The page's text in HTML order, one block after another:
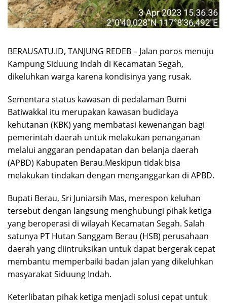
BERAUSATU.ID, TANJUNG REDEB – Jalan poros menuju
Kampung Siduung Indah di Kecamatan Segah,
dikeluhkan warga karena kondisinya yang rusak.
Sementara status kawasan di pedalaman Bumi
Batiwakkal itu merupakan kawasan budidaya
kehutanan (KBK) yang membatasi kewenangan bagi
pemerintah daerah untuk melakukan penanganan
melalui anggaran pendapatan dan belanja daerah
(APBD) Kabupaten Berau.Meskipun tidak bisa
melakukan tindakan dengan menganggarkan di APBD.
Bupati Berau, Sri Juniarsih Mas, merespon keluhan
tersebut dengan langsung menghubungi pihak ketiga
yang beroperasi di wilayah Kecamatan Segah. Salah
satunya PT Hutan Sanggam Berau (HSB) perusahaan
daerah yang diintruksikan untuk dapat bergerak cepat
membantu memperbaiki badan jalan yang dikeluhkan
masyarakat Siduung Indah.
Keterlibatan pihak ketiga menjadi solusi cepat untuk